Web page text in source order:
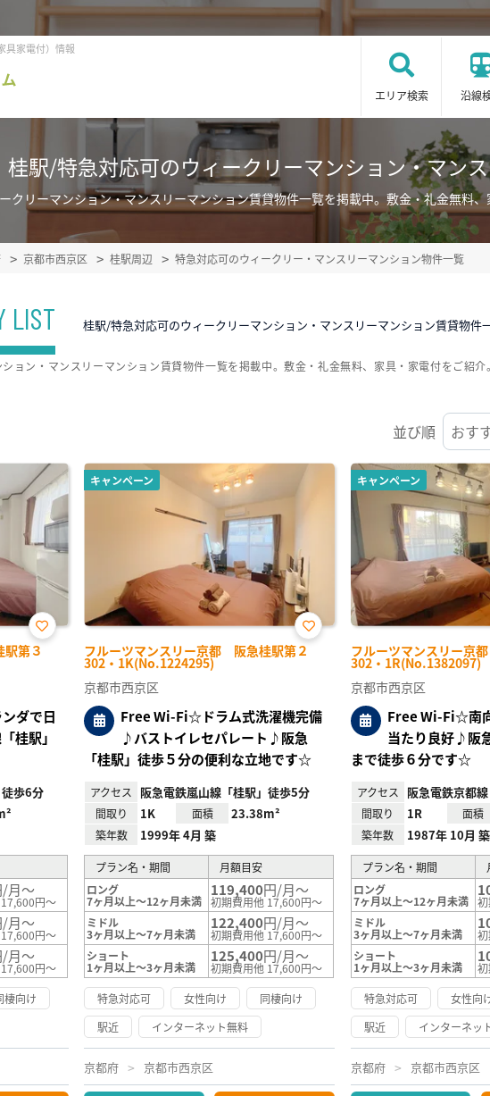
具家電付）情報
エリア検索 沿線
桂駅/特急対応可のウィークリーマンション・マン
クリーマンション・マンスリーマンション賃貸物件一覧を掲載中。敷金・礼金無料
京都市西京区 桂駅周辺 特急対応可のウィークリー・マンスリーマンション物件一覧
LIST 桂駅/特急対応可のウィークリーマンション・マンスリーマンション賃貸物件
並び順
第３お気
に入
ダで日
桂駅」
歩6分
/月～
円～
/月～
円～
/月～
円～
棲向け
キャンペーン
フルーツマンスリー京都 阪急桂駅第２
302・1K(No.1224295)
お気
に入
京都市西京区
Free Wi-Fi☆ドラム式洗濯機完備
♪バストイレセパレート♪阪急
「桂駅」徒歩５分の便利な立地です☆
アクセス 阪急電鉄嵐山線「桂駅」徒歩5分
間取り 1K 面積 23.38m²
築年数 1999年 4月 築
プラン名・期間
月額目安
ロング
7ヶ月以上～12ヶ月未満
119,400円/月～
初期費用他 17,600円～
ミドル
3ヶ月以上～7ヶ月未満
122,400円/月～
初期費用他 17,600円～
ショート
1ヶ月以上～3ヶ月未満
125,400円/月～
初期費用他 17,600円～
特急対応可
女性向け
同棲向け
駅近
インターネット無料
京都府 京都市西京区
キャンペーン
フルーツマンスリー京
302・1R(No.1382097)
京都市西京区
Free Wi-Fi☆南
当たり良好♪阪
まで徒歩６分です☆
アクセス 阪急電鉄京都
間取り 1R 面積
築年数 1987年 10月 築
プラン名・期間
ロング
7ヶ月以上～12ヶ月未満
ミドル
3ヶ月以上～7ヶ月未満
ショート
1ヶ月以上～3ヶ月未満
特急対応可
女性向
駅近
インターネッ
京都府 京都市西京区
ョン・マンスリーマンション賃貸物件一覧を掲載中。敷金・礼金無料、家具・家電付をご紹介